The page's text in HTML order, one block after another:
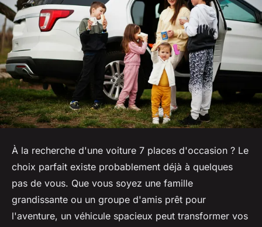
À la recherche d'une voiture 7 places d'occasion ? Le
choix parfait existe probablement déjà à quelques
pas de vous. Que vous soyez une famille
grandissante ou un groupe d'amis prêt pour
l'aventure, un véhicule spacieux peut transformer vos